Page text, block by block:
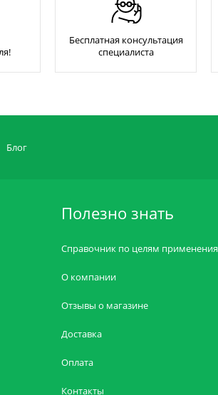
Бесплатная консультация
специалиста
Блог
Полезно знать
Справочник по целям применения
О компании
Отзывы о магазине
Доставка
Оплата
Контакты